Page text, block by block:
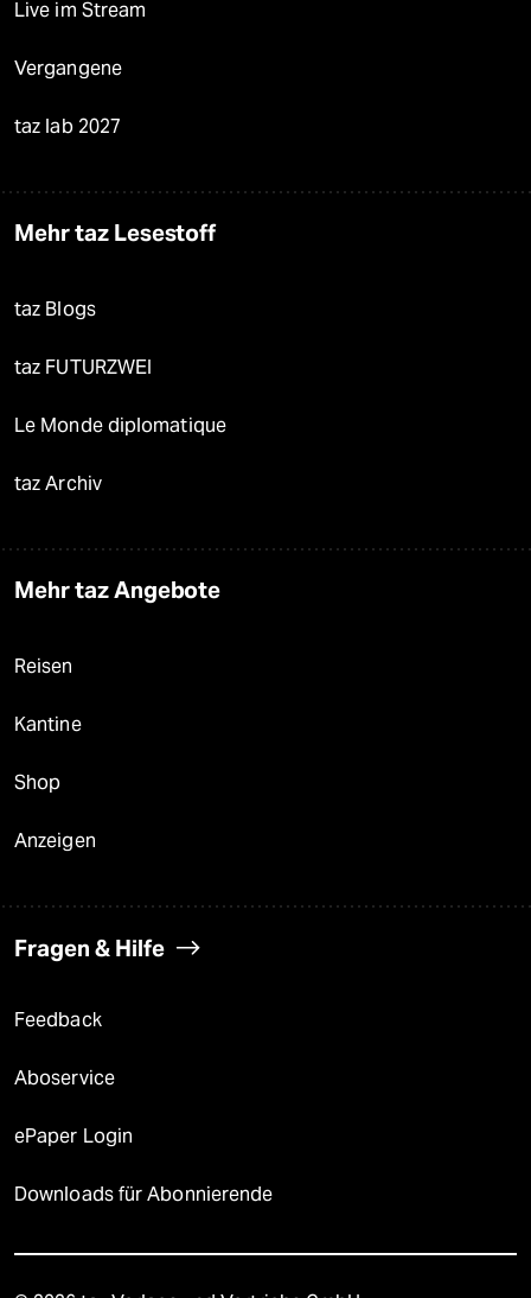
Live im Stream
Vergangene
taz lab 2027
Mehr taz Lesestoff
taz Blogs
taz FUTURZWEI
Le Monde diplomatique
taz Archiv
Mehr taz Angebote
Reisen
Kantine
Shop
Anzeigen
Fragen & Hilfe
Feedback
Aboservice
ePaper Login
Downloads für Abonnierende